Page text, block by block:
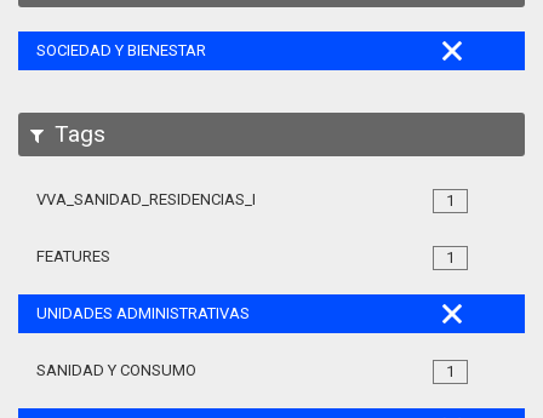
SOCIEDAD Y BIENESTAR
Tags
1
VVA_SANIDAD_RESIDENCIAS_MAYORES_105
1
FEATURES
UNIDADES ADMINISTRATIVAS
1
SANIDAD Y CONSUMO